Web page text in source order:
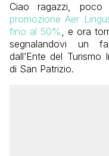
Ciao ragazzi,
promozione Aer
fino al 50%, e ora
segnalandovi un
dall’Ente del
di San Patrizio.